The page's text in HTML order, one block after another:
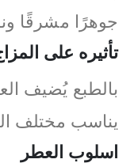
جوهرًا مشرقًا
تأثيره على
بالطبع يُضيف
يناسب مختلف
اسلوب العطر